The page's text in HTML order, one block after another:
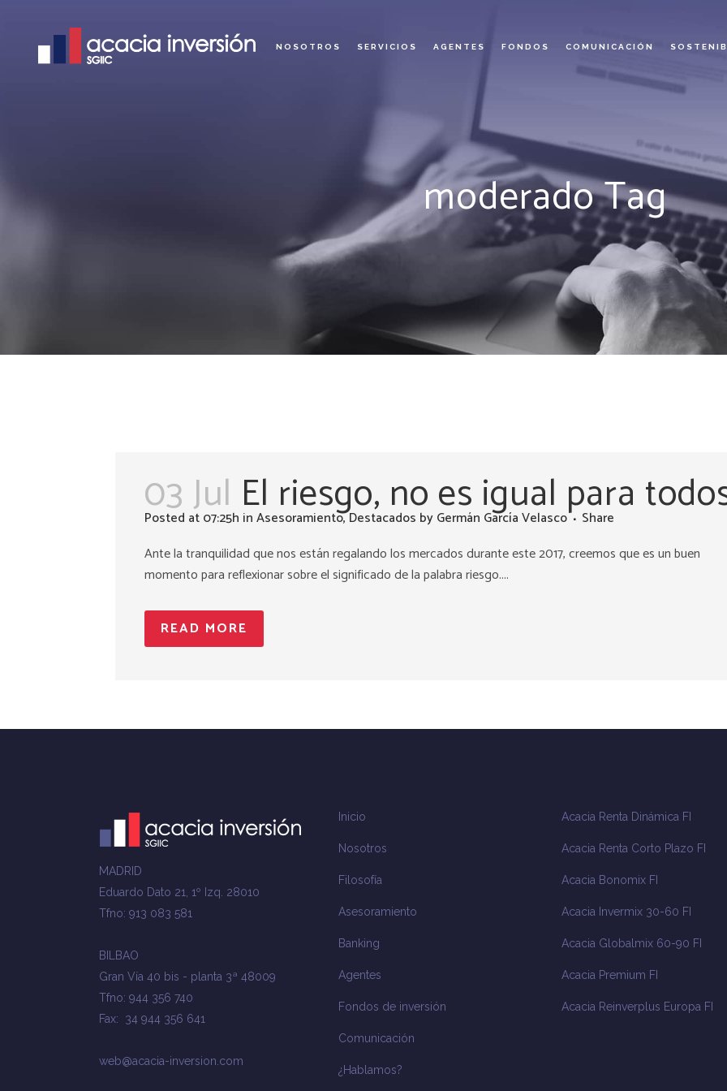
NOSOTROS SERVICIOS AGENTES FONDOS COMUNICACIÓN
moderado Tag
03 Jul El riesgo, no es igual para
Posted at 07:25h inAsesoramiento,Destacados byGermán García Velasco
Share
Ante la tranquilidad que nos están regalando los mercados durante este 2017, creemos que es un buen
momento para reflexionar sobre el significado de la palabra riesgo....
READ MORE
MADRID
Eduardo Dato 21, 1º Izq. 28010
Tfno: 913 083 581
BILBAO
Gran Vía 40 bis - planta 3ª 48009
Tfno: 944 356 740
Fax: 34 944 356 641
web@acacia-inversion.com
Inicio
Nosotros
Filosofía
Asesoramiento
Banking
Agentes
Fondos de inversión
Comunicación
¿Hablamos?
Acacia Renta Dinámica FI
Acacia Renta Corto Plazo FI
Acacia Bonomix FI
Acacia Invermix 30-60 FI
Acacia Globalmix 60-90 FI
Acacia Premium FI
Acacia Reinverplus Europa FI